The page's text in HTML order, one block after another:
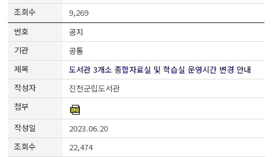
9,269
공지
공통
도서관 3개소 종합자료실 및 학습실 운영시간 변경 안내
진천군립도서관
2023.06.20
22,474